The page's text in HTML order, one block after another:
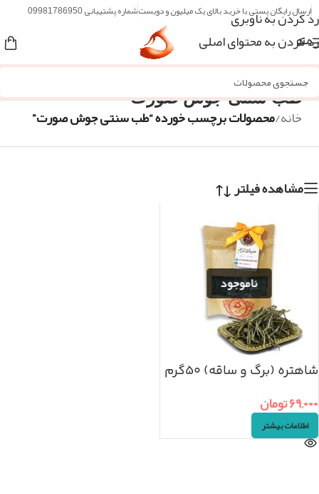
رد کردن به ناوبری
رد کردن به محتوای اصلی
ارسال رایگان پستی با خرید بالای یک میلیون و دویستشماره پشتیبانی 09981786950
منو
طب سنتی جوش صورت
خانه/محصولات برچسب خورده “طب سنتی جوش صورت”
مشاهده فیلتر
شاهتره (برگ و ساقه) ۵۰گرم
۶۹,۰۰۰تومان
اطلاعات بیشتر